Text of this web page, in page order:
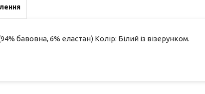
бавовна, 6% еластан) Колір: Білий із візерунком.